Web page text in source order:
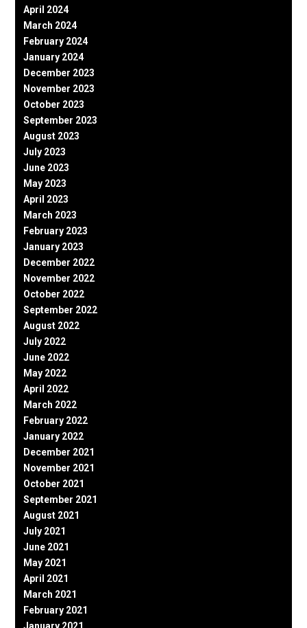
April 2024
March 2024
February 2024
January 2024
December 2023
November 2023
October 2023
September 2023
August 2023
July 2023
June 2023
May 2023
April 2023
March 2023
February 2023
January 2023
December 2022
November 2022
October 2022
September 2022
August 2022
July 2022
June 2022
May 2022
April 2022
March 2022
February 2022
January 2022
December 2021
November 2021
October 2021
September 2021
August 2021
July 2021
June 2021
May 2021
April 2021
March 2021
February 2021
January 2021